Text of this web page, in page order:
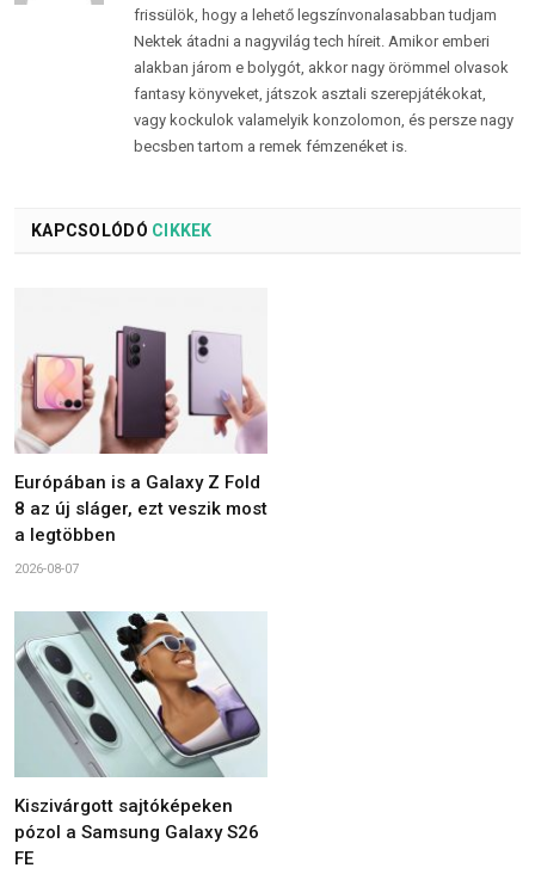
frissülök, hogy a lehető legszínvonalasabban tudjam
Nektek átadni a nagyvilág tech híreit. Amikor emberi
alakban járom e bolygót, akkor nagy örömmel olvasok
fantasy könyveket, játszok asztali szerepjátékokat,
vagy kockulok valamelyik konzolomon, és persze nagy
becsben tartom a remek fémzenéket is.
KAPCSOLÓDÓ CIKKEK
Európában is a Galaxy Z Fold
8 az új sláger, ezt veszik most
a legtöbben
2026-08-07
Kiszivárgott sajtóképeken
pózol a Samsung Galaxy S26
FE